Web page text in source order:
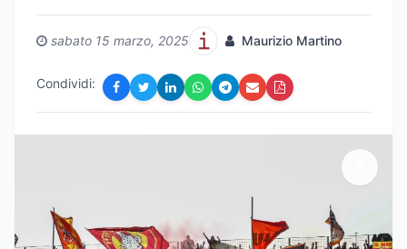
sabato 15 marzo, 2025 Maurizio Martino
Condividi: